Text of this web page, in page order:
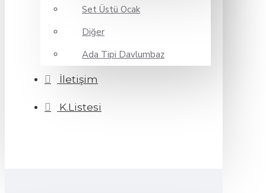
Set Üstü Ocak
Diğer
Ada Tipi Davlumbaz
İletişim
K.Listesi